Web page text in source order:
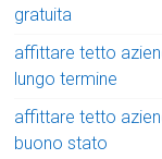
gratuita
affittare tetto
lungo termine
affittare tetto
buono stato